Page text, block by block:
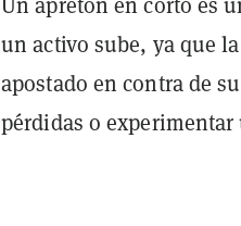
un activo sube, ya que
apostado en contra de
pérdidas o